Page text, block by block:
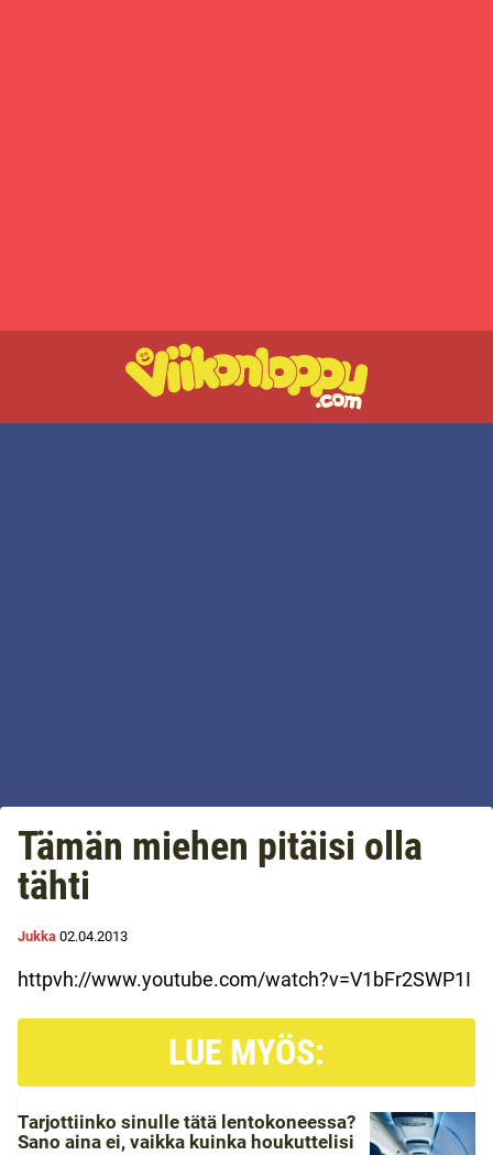
Tämän miehen pitäisi olla
tähti
Jukka 02.04.2013
httpvh://www.youtube.com/watch?v=V1bFr2SWP1I
LUE MYÖS:
Tarjottiinko sinulle tätä lentokoneessa?
Sano aina ei, vaikka kuinka houkuttelisi